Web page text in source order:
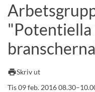
Andra söktjänster
Detta är vår testmiljö
printSkriv ut
Tis 09 feb. 2016